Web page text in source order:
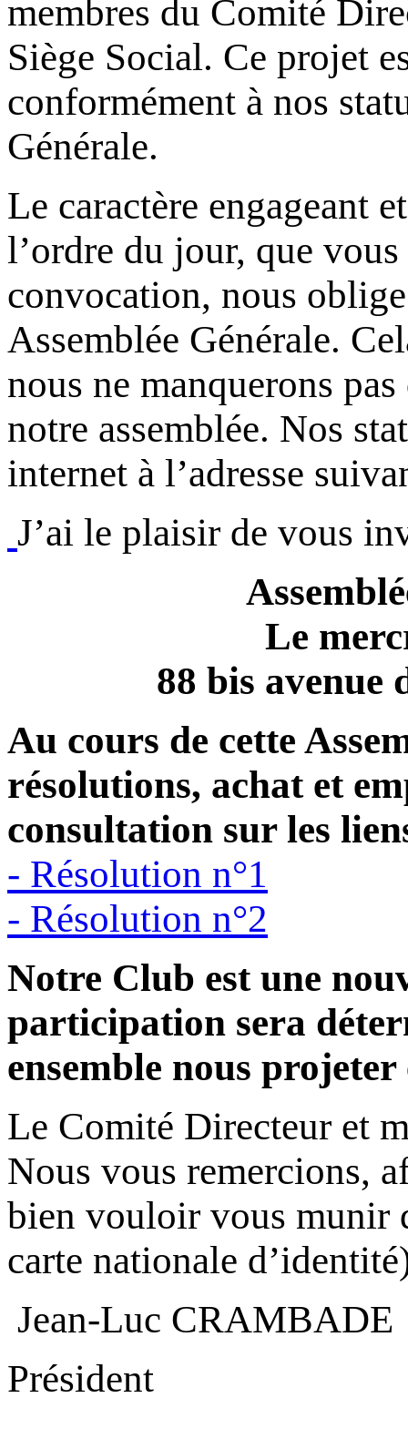
membres du Comité
Siège Social. Ce projet
conformément à nos
Générale.
Le caractère engageant
l’ordre du jour, que
convocation, nous
Assemblée Générale.
nous ne manquerons
notre assemblée. Nos
internet à l’adresse
J’ai le plaisir de vous
Le
88 bis avenue
Au cours de cette
résolutions, achat et
consultation sur les
- Résolution n°1
- Résolution n°2
Notre Club est une
participation sera
ensemble nous
Le Comité Directeur et
Nous vous remercions,
bien vouloir vous munir
carte nationale
Jean-Luc CRAMBADE
Président